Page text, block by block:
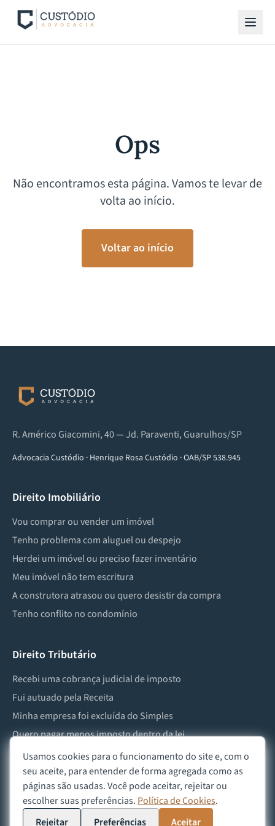
Ops
Não encontramos esta página. Vamos te levar de
volta ao início.
Voltar ao início
R. Américo Giacomini, 40 — Jd. Paraventi, Guarulhos/SP
Advocacia Custódio · Henrique Rosa Custódio ·OAB/SP 538.945
Direito Imobiliário
Vou comprar ou vender um imóvel
Tenho problema com aluguel ou despejo
Herdei um imóvel ou preciso fazer inventário
Meu imóvel não tem escritura
A construtora atrasou ou quero desistir da compra
Tenho conflito no condomínio
Direito Tributário
Recebi uma cobrança judicial de imposto
Fui autuado pela Receita
Minha empresa foi excluída do Simples
Quero pagar menos imposto dentro da lei
Preciso lidar com imposto de herança ou doação
2026Advocacia Custódio
Política de Privacidade Política de Cookies Aviso Legal
Usamos cookies para o funcionamento do site e, com o
seu aceite, para entender de forma agregada como as
páginas são usadas. Você pode aceitar, rejeitar ou
escolher suas preferências. Política de Cookies.
Rejeitar
Preferências Aceitar